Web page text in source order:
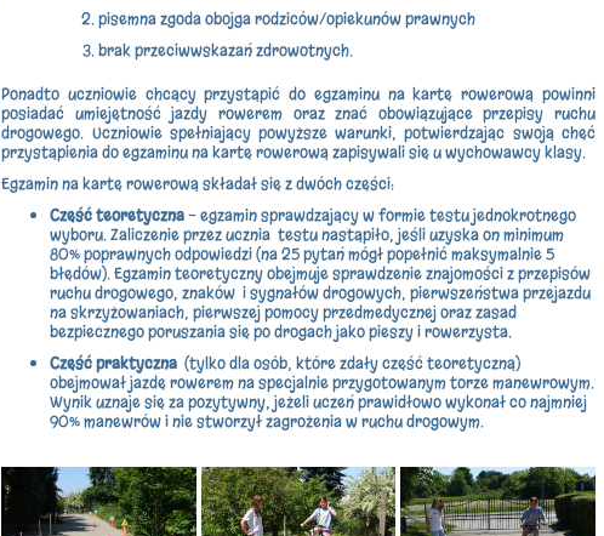
pisemna zgoda obojga rodziców/opiekunów prawnych
brak przeciwwskazań zdrowotnych.
Ponadto uczniowie chcący przystąpić do egzaminu na kartę rowerową powinni
posiadać umiejętność jazdy rowerem oraz znać obowiązujące przepisy ruchu
drogowego. Uczniowie spełniający powyższe warunki, potwierdzając swoją chęć
przystąpienia do egzaminu na kartę rowerową zapisywali się u wychowawcy klasy.
Egzamin na kartę rowerową składał się z dwóch części:
Część teoretyczna- egzamin sprawdzający w formie testu jednokrotnego
wyboru. Zaliczenie przez ucznia testu nastąpiło, jeśli uzyska on minimum
80% poprawnych odpowiedzi (na 25 pytań mógł popełnić maksymalnie 5
błędów). Egzamin teoretyczny obejmuje sprawdzenie znajomości z przepisów
ruchu drogowego, znaków i sygnałów drogowych, pierwszeństwa przejazdu
na skrzyżowaniach, pierwszej pomocy przedmedycznej oraz zasad
bezpiecznego poruszania się po drogach jako pieszy i rowerzysta.
Część praktyczna (tylko dla osób, które zdały część teoretyczną)
obejmował jazdę rowerem na specjalnie przygotowanym torze manewrowym.
Wynik uznaje się za pozytywny, jeżeli uczeń prawidłowo wykonał co najmniej
90% manewrów i nie stworzył zagrożenia w ruchu drogowym.